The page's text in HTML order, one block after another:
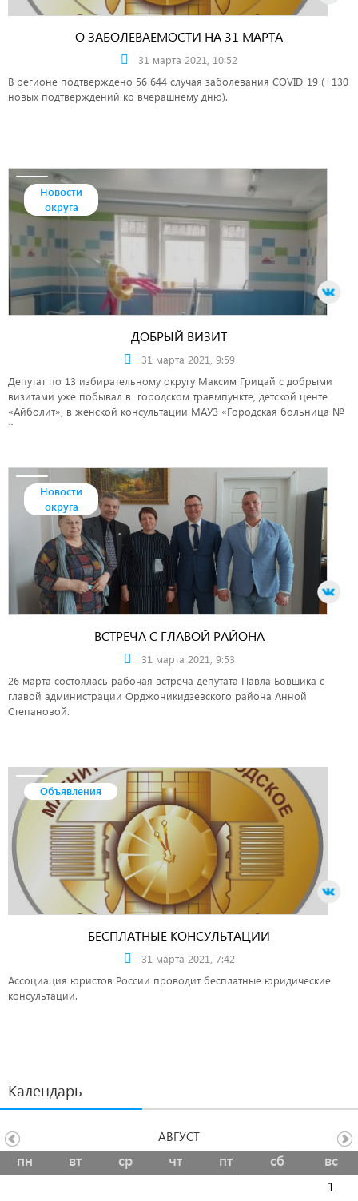
О ЗАБОЛЕВАЕМОСТИ НА 31 МАРТА
31 марта 2021, 10:52
В регионе подтверждено 56 644 случая заболевания COVID-19 (+130
новых подтверждений ко вчерашнему дню).
Новости
округа
ДОБРЫЙ ВИЗИТ
31 марта 2021, 9:59
Депутат по 13 избирательному округу Максим Грицай с добрыми
визитами уже побывал в городском травмпункте, детской центе
«Айболит», в женской консультации МАУЗ «Городская больница №
3».
Новости
округа
ВСТРЕЧА С ГЛАВОЙ РАЙОНА
31 марта 2021, 9:53
26 марта состоялась рабочая встреча депутата Павла Бовшика с
главой администрации Орджоникидзевского района Анной
Степановой.
Объявления
БЕСПЛАТНЫЕ КОНСУЛЬТАЦИИ
31 марта 2021, 7:42
Ассоциация юристов России проводит бесплатные юридические
консультации.
Календарь
пн вт ср чт пт сб вс
1
АВГУСТ